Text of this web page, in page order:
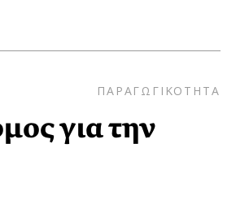
ΠΑΡΑΓΩΓΙΚΟΤΗΤΑ
για την